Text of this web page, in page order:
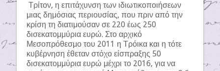
Τρίτον, η επιτάχυνση των ιδιωτικοποιήσεων
μιας δημόσιας περιουσίας, που πριν από την
κρίση τη διατιμούσαν σε 220 έως 250
δισεκατομμύρια ευρώ. Στο αρχικό
Μεσοπρόθεσμο του 2011 η Τρόικα και η τότε
κυβέρνηση έθεταν στόχο είσπραξης 50
δισεκατομμύρια ευρώ μέχρι το 2016, για να